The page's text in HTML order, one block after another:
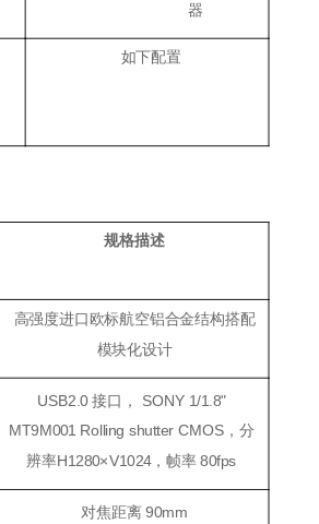
器
如下配置
规格描述
高强度进口欧标航空铝合金结构搭配
模块化设计
USB2.0 接口， SONY 1/1.8"
MT9M001 Rolling shutter CMOS，分
辨率H1280×V1024，帧率 80fps
对焦距离 90mm